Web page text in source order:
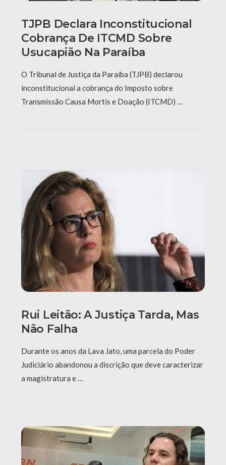
TJPB Declara Inconstitucional
Cobrança De ITCMD Sobre
Usucapião Na Paraíba
O Tribunal de Justiça da Paraíba (TJPB) declarou
inconstitucional a cobrança do Imposto sobre
Transmissão Causa Mortis e Doação (ITCMD) …
Rui Leitão: A Justiça Tarda, Mas
Não Falha
Durante os anos da Lava Jato, uma parcela do Poder
Judiciário abandonou a discrição que deve caracterizar
a magistratura e …